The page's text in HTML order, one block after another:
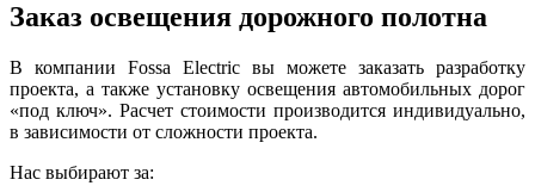
Заказ освещения дорожного полотна
В компании Fossa Electric вы можете заказать разработку
проекта, а также установку освещения автомобильных дорог
«под ключ». Расчет стоимости производится индивидуально,
в зависимости от сложности проекта.
Нас выбирают за: